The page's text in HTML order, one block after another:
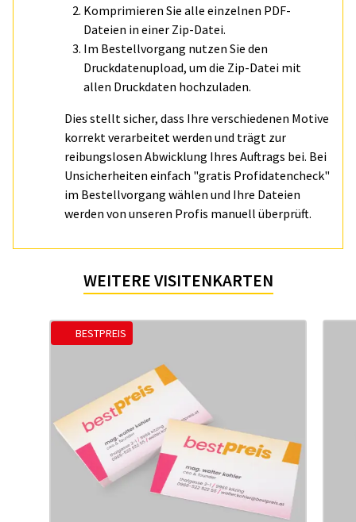
Komprimieren Sie alle einzelnen PDF-
Dateien in einer Zip-Datei.
Im Bestellvorgang nutzen Sie den
Druckdatenupload, um die Zip-Datei mit
allen Druckdaten hochzuladen.
Dies stellt sicher, dass Ihre verschiedenen Motive
korrekt verarbeitet werden und trägt zur
reibungslosen Abwicklung Ihres Auftrags bei. Bei
Unsicherheiten einfach "gratis Profidatencheck"
im Bestellvorgang wählen und Ihre Dateien
werden von unseren Profis manuell überprüft.
WEITERE VISITENKARTEN
BESTPREIS